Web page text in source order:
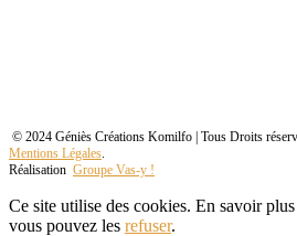
© 2024 Géniès Créations Komilfo | Tous Droits
Mentions Légales
Réalisation Groupe Vas-y !
Ce site utilise des cookies. En savoir
vous pouvez les refuser.